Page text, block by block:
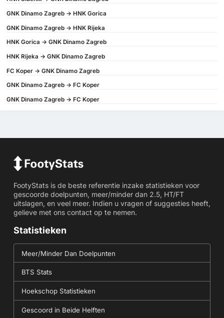
GNK Dinamo Zagreb -> HNK Gorica
GNK Dinamo Zagreb -> HNK Rijeka
HNK Gorica -> GNK Dinamo Zagreb
HNK Rijeka -> GNK Dinamo Zagreb
FC Koper -> GNK Dinamo Zagreb
GNK Dinamo Zagreb -> FC Koper
GNK Dinamo Zagreb -> FC Koper
FootyStats is de beste referentie inzake statistieken voor
gescoorde doelpunten, meer/minder dan 2.5, HT/FT
uitslagen, en veel meer. Indien u vragen of suggesties heeft,
gelieve met ons contact op te nemen.
Statistieken
Meer/Minder Dan Doelpunten
BTS Stats
Hoekschop Statistieken
Gescoord in Beide Helften